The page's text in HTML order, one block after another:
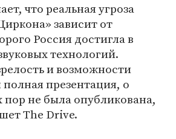
что реальная угроза
зависит от
Россия достигла в
технологий.
и возможности
презентация, о
пор не была опубликована,
The Drive.